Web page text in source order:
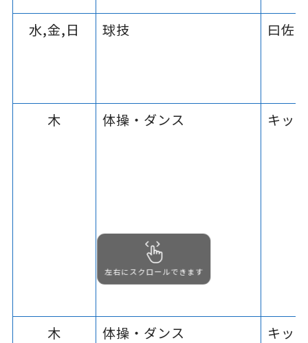
水,金,日 球技 曰佐
木 体操・ダンス キッ
木 体操・ダンス キッ
左右にスクロールできます